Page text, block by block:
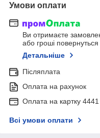
Умови оплати
Ви отримаєте
або гроші
Детальніше
Післяплата
Оплата на рахунок
Оплата на картку
Всі умови оплати